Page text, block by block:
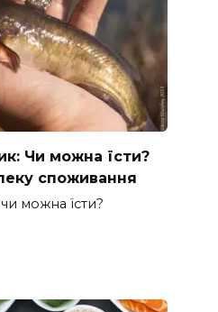
Чи можна їсти?
споживання
можна їсти?